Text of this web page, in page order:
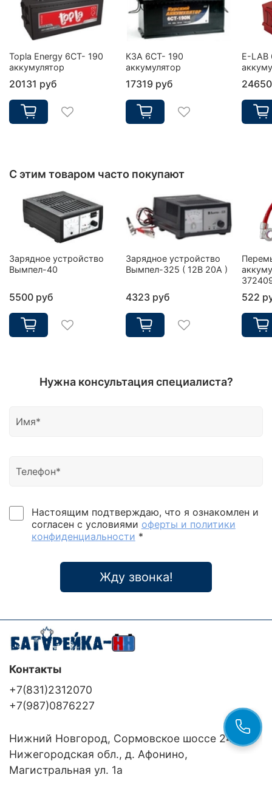
Topla Energy 6CT- 190
аккумулятор
20131 руб
КЗА 6СТ- 190
аккумулятор
17319 руб
E-LAB
С этим товаром часто покупают
Зарядное устройство
Вымпел-40
5500 руб
Зарядное устройство
Вымпел-325 ( 12В 20А )
4323 руб 522
Нужна консультация специалиста?
Настоящим подтверждаю, что я ознакомлен и
согласен с условиями оферты и политики
конфиденциальности *
Жду звонка!
Контакты
+7(831)2312070
+7(987)0876227
Нижний Новгород, Сормовское шоссе 24/36
Нижегородская обл., д. Афонино,
Магистральная ул. 1а